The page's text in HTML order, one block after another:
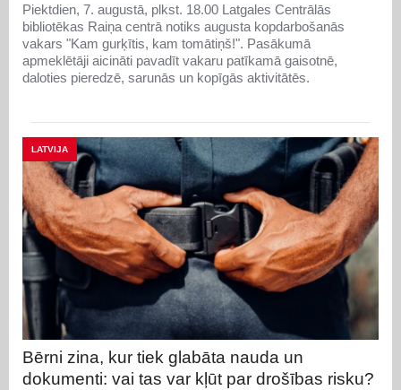
Piektdien, 7. augustā, plkst. 18.00 Latgales Centrālās
bibliotēkas Raiņa centrā notiks augusta kopdarbošanās
vakars "Kam gurķītis, kam tomātiņš!". Pasākumā
apmeklētāji aicināti pavadīt vakaru patīkamā gaisotnē,
daloties pieredzē, sarunās un kopīgās aktivitātēs.
LATVIJA
Bērni zina, kur tiek glabāta nauda un
dokumenti: vai tas var kļūt par drošības risku?